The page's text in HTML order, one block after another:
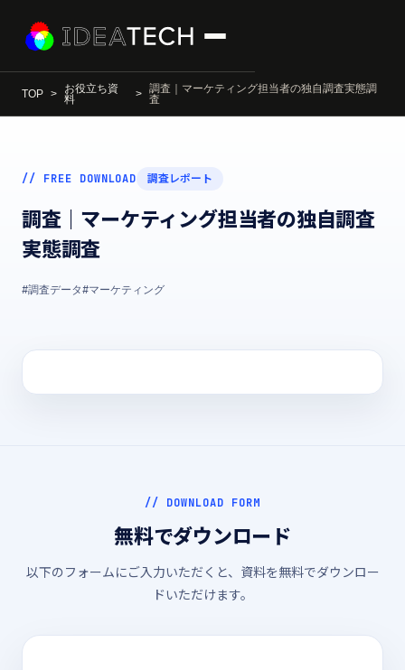
TOP
お役立ち資
料
調査｜マーケティング担当者の独自調査実態調
査
// FREE DOWNLOAD 調査レポート
調査｜マーケティング担当者の独自調査
実態調査
#調査データ#マーケティング
// DOWNLOAD FORM
無料でダウンロード
以下のフォームにご入力いただくと、資料を無料でダウンロー
ドいただけます。